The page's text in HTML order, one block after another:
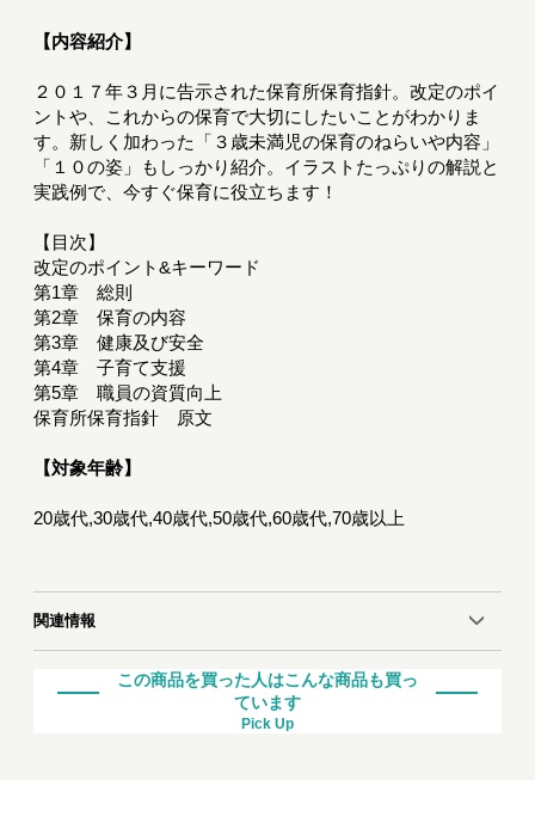
【内容紹介】
２０１７年３月に告示された保育所保育指針。改定のポイ
ントや、これからの保育で大切にしたいことがわかりま
す。新しく加わった「３歳未満児の保育のねらいや内容」
「１０の姿」もしっかり紹介。イラストたっぷりの解説と
実践例で、今すぐ保育に役立ちます！
【目次】
改定のポイント&キーワード
第1章 総則
第2章 保育の内容
第3章 健康及び安全
第4章 子育て支援
第5章 職員の資質向上
保育所保育指針 原文
【対象年齢】
20歳代,30歳代,40歳代,50歳代,60歳代,70歳以上
関連情報
この商品を買った人はこんな商品も買っ
ています
Pick Up